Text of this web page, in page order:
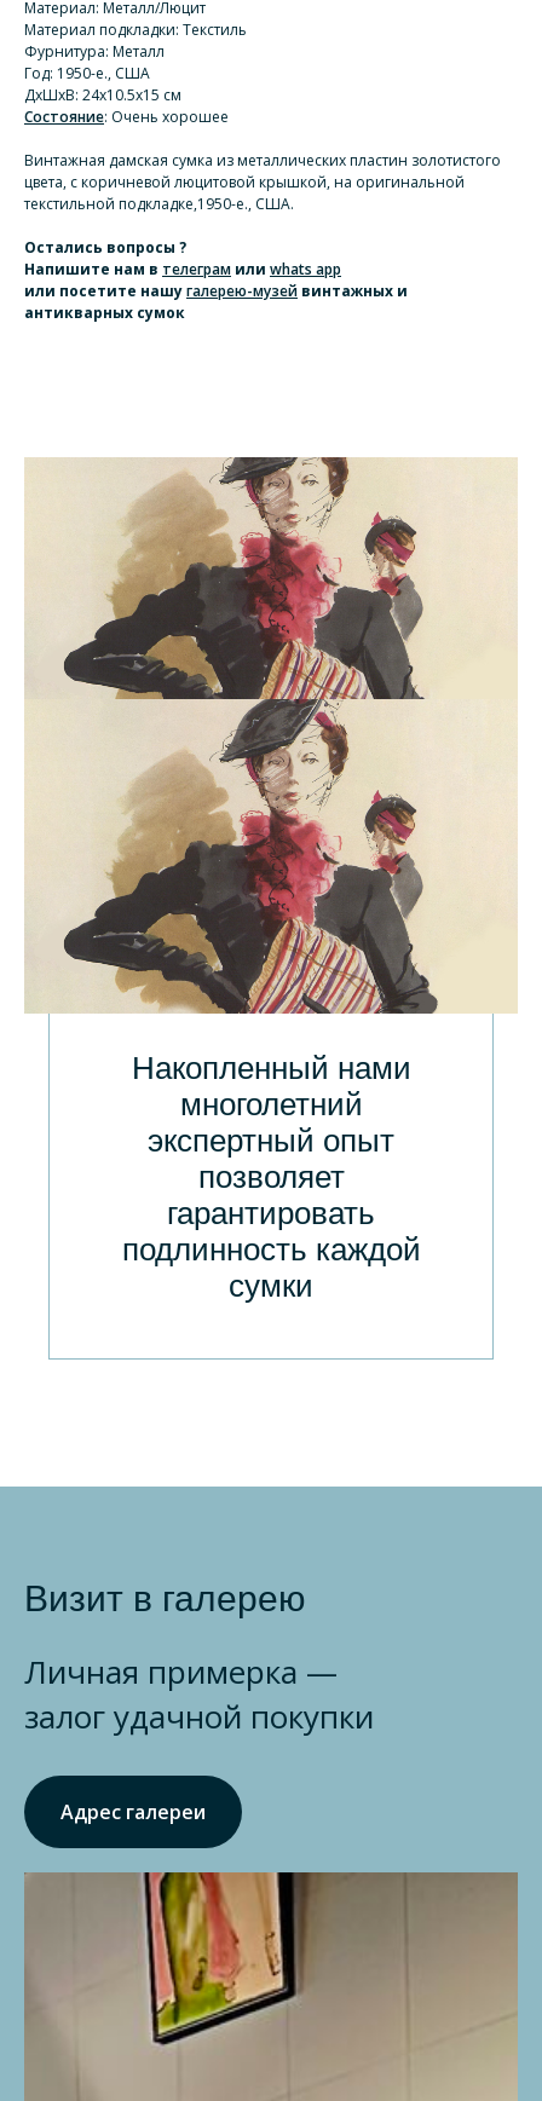
Материал: Металл/Люцит
Материал подкладки: Текстиль
Фурнитура: Металл
Год: 1950-е., США
ДхШхВ: 24х10.5х15 см
Состояние: Очень хорошее
Винтажная дамская сумка из металлических пластин золотистого
цвета, с коричневой люцитовой крышкой, на оригинальной
текстильной подкладке,1950-е., США.
Остались вопросы ?
Напишите нам в телеграм или whats app
или посетите нашугалерею-музей винтажных и
антикварных сумок
Накопленный нами
многолетний
экспертный опыт
позволяет
гарантировать
подлинность каждой
сумки
Визит в галерею
Личная примерка —
залог удачной покупки
Адрес галереи